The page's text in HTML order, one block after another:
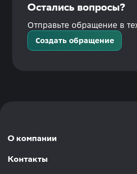
Остались вопросы?
Отправьте обращение в
Создать обращение
О компании
Контакты